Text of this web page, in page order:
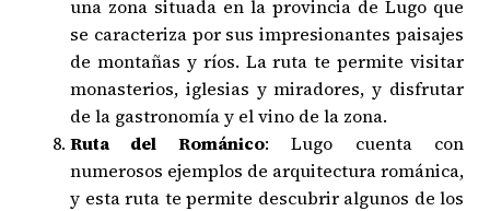
una zona situada en la provincia de Lugo que
se caracteriza por sus impresionantes paisajes
de montañas y ríos. La ruta te permite visitar
monasterios, iglesias y miradores, y disfrutar
de la gastronomía y el vino de la zona.
Ruta del Románico: Lugo cuenta con
numerosos ejemplos de arquitectura románica,
y esta ruta te permite descubrir algunos de los